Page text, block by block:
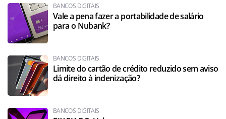
BANCOS DIGITAIS
Vale a pena fazer a portabilidade de salário
para o Nubank?
BANCOS DIGITAIS
Limite do cartão de crédito reduzido sem aviso
dá direito à indenização?
BANCOS DIGITAIS